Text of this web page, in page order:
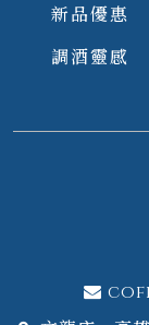
新品優惠
調酒靈感